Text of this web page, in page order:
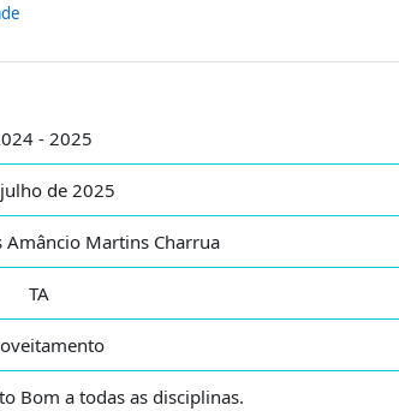
- 2025
de 2025
Amâncio Martins Charrua
TA
Bom a todas as disciplinas.